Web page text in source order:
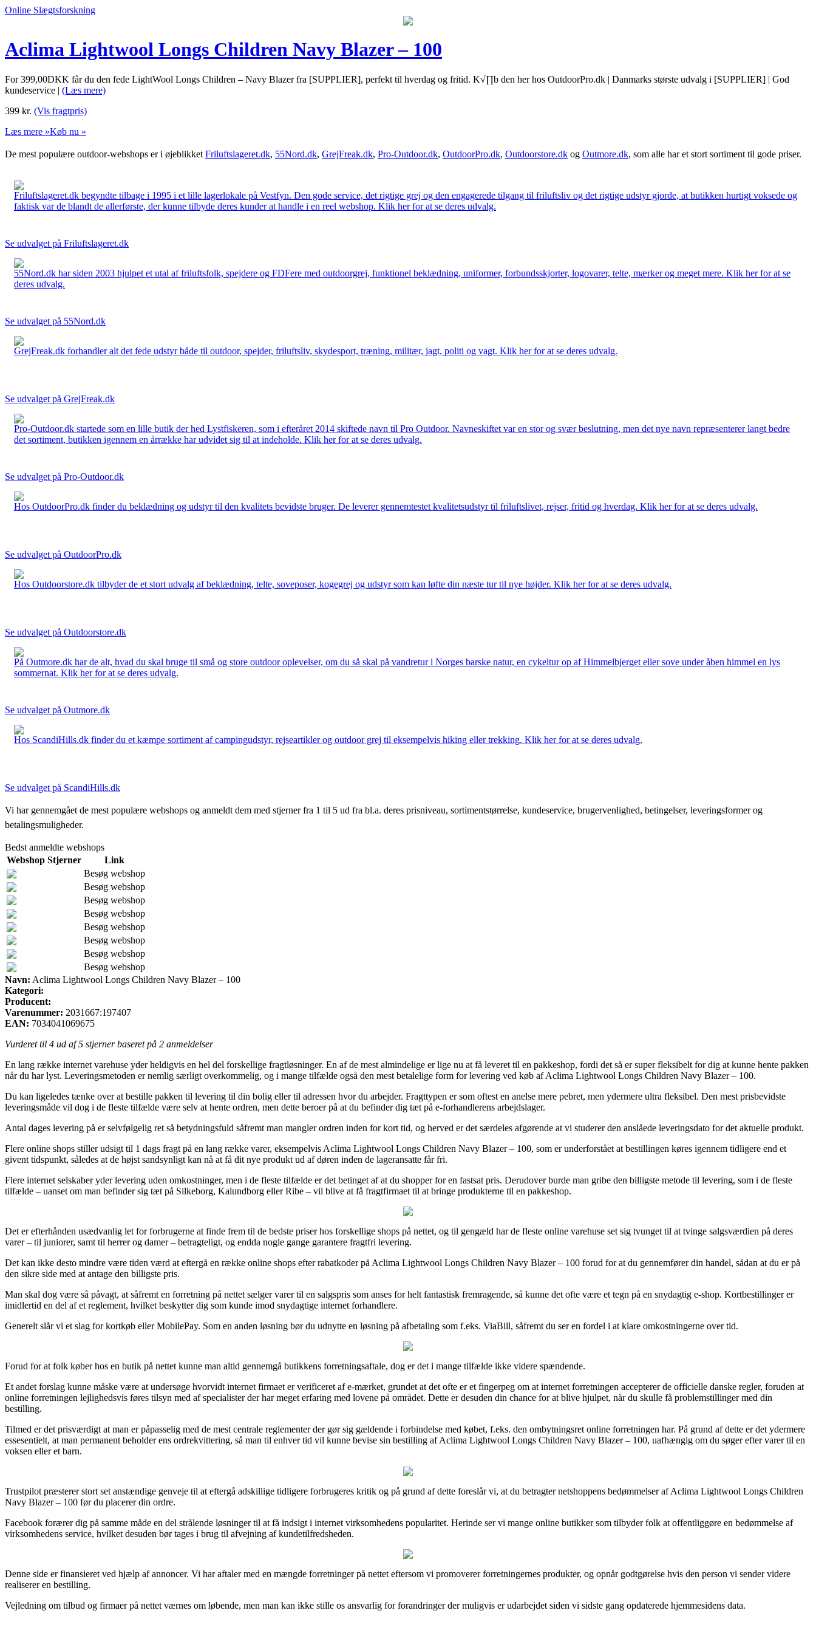
Online Slægtsforskning
Aclima Lightwool Longs Children Navy Blazer – 100
For 399,00DKK får du den fede LightWool Longs Children – Navy Blazer fra [SUPPLIER], perfekt til hverdag og fritid. K√∏b den her hos OutdoorPro.dk | Danmarks største udvalg i [SUPPLIER] | God
kundeservice | (Læs mere)
399 kr. (Vis fragtpris)
Læs mere »Køb nu »
De mest populære outdoor-webshops er i øjeblikket Friluftslageret.dk, 55Nord.dk, GrejFreak.dk, Pro-Outdoor.dk, OutdoorPro.dk, Outdoorstore.dk og Outmore.dk, som alle har et stort sortiment til gode priser.
Friluftslageret.dk begyndte tilbage i 1995 i et lille lagerlokale på Vestfyn. Den gode service, det rigtige grej og den engagerede tilgang til friluftsliv og det rigtige udstyr gjorde, at butikken hurtigt voksede og
faktisk var de blandt de allerførste, der kunne tilbyde deres kunder at handle i en reel webshop. Klik her for at se deres udvalg.
Se udvalget på Friluftslageret.dk
55Nord.dk har siden 2003 hjulpet et utal af friluftsfolk, spejdere og FDFere med outdoorgrej, funktionel beklædning, uniformer, forbundsskjorter, logovarer, telte, mærker og meget mere. Klik her for at se
deres udvalg.
Se udvalget på 55Nord.dk
GrejFreak.dk forhandler alt det fede udstyr både til outdoor, spejder, friluftsliv, skydesport, træning, militær, jagt, politi og vagt. Klik her for at se deres udvalg.
Se udvalget på GrejFreak.dk
Pro-Outdoor.dk startede som en lille butik der hed Lystfiskeren, som i efteråret 2014 skiftede navn til Pro Outdoor. Navneskiftet var en stor og svær beslutning, men det nye navn repræsenterer langt bedre
det sortiment, butikken igennem en årrække har udvidet sig til at indeholde. Klik her for at se deres udvalg.
Se udvalget på Pro-Outdoor.dk
Hos OutdoorPro.dk finder du beklædning og udstyr til den kvalitets bevidste bruger. De leverer gennemtestet kvalitetsudstyr til friluftslivet, rejser, fritid og hverdag. Klik her for at se deres udvalg.
Se udvalget på OutdoorPro.dk
Hos Outdoorstore.dk tilbyder de et stort udvalg af beklædning, telte, soveposer, kogegrej og udstyr som kan løfte din næste tur til nye højder. Klik her for at se deres udvalg.
Se udvalget på Outdoorstore.dk
På Outmore.dk har de alt, hvad du skal bruge til små og store outdoor oplevelser, om du så skal på vandretur i Norges barske natur, en cykeltur op af Himmelbjerget eller sove under åben himmel en lys
sommernat. Klik her for at se deres udvalg.
Se udvalget på Outmore.dk
Hos ScandiHills.dk finder du et kæmpe sortiment af campingudstyr, rejseartikler og outdoor grej til eksempelvis hiking eller trekking. Klik her for at se deres udvalg.
Se udvalget på ScandiHills.dk
Vi har gennemgået de mest populære webshops og anmeldt dem med stjerner fra 1 til 5 ud fra bl.a. deres prisniveau, sortimentstørrelse, kundeservice, brugervenlighed, betingelser, leveringsformer og
betalingsmuligheder.
Bedst anmeldte webshops
Webshop Stjerner
Link
Besøg webshop
Besøg webshop
Besøg webshop
Besøg webshop
Besøg webshop
Besøg webshop
Besøg webshop
Besøg webshop
Navn: Aclima Lightwool Longs Children Navy Blazer – 100
Kategori:
Producent:
Varenummer: 2031667:197407
EAN: 7034041069675
Vurderet til 4 ud af 5 stjerner baseret på 2 anmeldelser
En lang række internet varehuse yder heldigvis en hel del forskellige fragtløsninger. En af de mest almindelige er lige nu at få leveret til en pakkeshop, fordi det så er super fleksibelt for dig at kunne hente pakken
når du har lyst. Leveringsmetoden er nemlig særligt overkommelig, og i mange tilfælde også den mest betalelige form for levering ved køb af Aclima Lightwool Longs Children Navy Blazer – 100.
Du kan ligeledes tænke over at bestille pakken til levering til din bolig eller til adressen hvor du arbejder. Fragttypen er som oftest en anelse mere pebret, men ydermere ultra fleksibel. Den mest prisbevidste
leveringsmåde vil dog i de fleste tilfælde være selv at hente ordren, men dette beroer på at du befinder dig tæt på e-forhandlerens arbejdslager.
Antal dages levering på er selvfølgelig ret så betydningsfuld såfremt man mangler ordren inden for kort tid, og herved er det særdeles afgørende at vi studerer den anslåede leveringsdato for det aktuelle produkt.
Flere online shops stiller udsigt til 1 dags fragt på en lang række varer, eksempelvis Aclima Lightwool Longs Children Navy Blazer – 100, som er underforstået at bestillingen køres igennem tidligere end et
givent tidspunkt, således at de højst sandsynligt kan nå at få dit nye produkt ud af døren inden de lageransatte får fri.
Flere internet selskaber yder levering uden omkostninger, men i de fleste tilfælde er det betinget af at du shopper for en fastsat pris. Derudover burde man gribe den billigste metode til levering, som i de fleste
tilfælde – uanset om man befinder sig tæt på Silkeborg, Kalundborg eller Ribe – vil blive at få fragtfirmaet til at bringe produkterne til en pakkeshop.
Det er efterhånden usædvanlig let for forbrugerne at finde frem til de bedste priser hos forskellige shops på nettet, og til gengæld har de fleste online varehuse set sig tvunget til at tvinge salgsværdien på deres
varer – til juniorer, samt til herrer og damer – betragteligt, og endda nogle gange garantere fragtfri levering.
Det kan ikke desto mindre være tiden værd at eftergå en række online shops efter rabatkoder på Aclima Lightwool Longs Children Navy Blazer – 100 forud for at du gennemfører din handel, sådan at du er på
den sikre side med at antage den billigste pris.
Man skal dog være så påvagt, at såfremt en forretning på nettet sælger varer til en salgspris som anses for helt fantastisk fremragende, så kunne det ofte være et tegn på en snydagtig e-shop. Kortbestillinger er
imidlertid en del af et reglement, hvilket beskytter dig som kunde imod snydagtige internet forhandlere.
Generelt slår vi et slag for kortkøb eller MobilePay. Som en anden løsning bør du udnytte en løsning på afbetaling som f.eks. ViaBill, såfremt du ser en fordel i at klare omkostningerne over tid.
Forud for at folk køber hos en butik på nettet kunne man altid gennemgå butikkens forretningsaftale, dog er det i mange tilfælde ikke videre spændende.
Et andet forslag kunne måske være at undersøge hvorvidt internet firmaet er verificeret af e-mærket, grundet at det ofte er et fingerpeg om at internet forretningen accepterer de officielle danske regler, foruden at
online forretningen lejlighedsvis føres tilsyn med af specialister der har meget erfaring med lovene på området. Dette er desuden din chance for at blive hjulpet, når du skulle få problemstillinger med din
bestilling.
Tilmed er det prisværdigt at man er påpasselig med de mest centrale reglementer der gør sig gældende i forbindelse med købet, f.eks. den ombytningsret online forretningen har. På grund af dette er det ydermere
essesentielt, at man permanent beholder ens ordrekvittering, så man til enhver tid vil kunne bevise sin bestilling af Aclima Lightwool Longs Children Navy Blazer – 100, uafhængig om du søger efter varer til en
voksen eller et barn.
Trustpilot præsterer stort set anstændige genveje til at eftergå adskillige tidligere forbrugeres kritik og på grund af dette foreslår vi, at du betragter netshoppens bedømmelser af Aclima Lightwool Longs Children
Navy Blazer – 100 før du placerer din ordre.
Facebook forærer dig på samme måde en del strålende løsninger til at få indsigt i internet virksomhedens popularitet. Herinde ser vi mange online butikker som tilbyder folk at offentliggøre en bedømmelse af
virksomhedens service, hvilket desuden bør tages i brug til afvejning af kundetilfredsheden.
Denne side er finansieret ved hjælp af annoncer. Vi har aftaler med en mængde forretninger på nettet eftersom vi promoverer forretningernes produkter, og opnår godtgørelse hvis den person vi sender videre
realiserer en bestilling.
Vejledning om tilbud og firmaer på nettet værnes om løbende, men man kan ikke stille os ansvarlig for forandringer der muligvis er udarbejdet siden vi sidste gang opdaterede hjemmesidens data.